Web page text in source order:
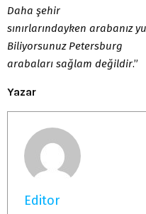
Daha şehir
sınırlarındayken arabanız
Biliyorsunuz Petersburg
arabaları sağlam değildir.”
Yazar
Editor